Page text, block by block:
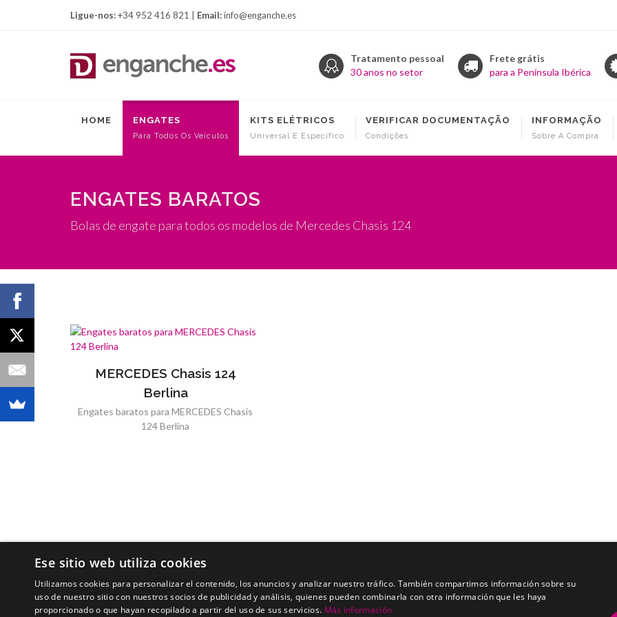
Ligue-nos:+34 952 416 821 | Email:info@enganche.es
Tratamento pessoal
30 anos no setor
Frete grátis
para a Península Ibérica
HOME ENGATES
Para Todos Os Veículos
KITS ELÉTRICOS
Universal E Específico
VERIFICAR DOCUMENTAÇÃO
Condições
INFORMAÇÃO
Sobre A Compra
ENGATES BARATOS
Bolas de engate para todos os modelos de Mercedes Chasis 124
MERCEDES Chasis 124
Berlina
Engates baratos para MERCEDES Chasis
124 Berlina
Ese sitio web utiliza cookies
Utilizamos cookies para personalizar el contenido, los anuncios y analizar nuestro tráfico. También compartimos información sobre su
uso de nuestro sitio con nuestros socios de publicidad y análisis, quienes pueden combinarla con otra información que les haya
proporcionado o que hayan recopilado a partir del uso de sus servicios. Más información